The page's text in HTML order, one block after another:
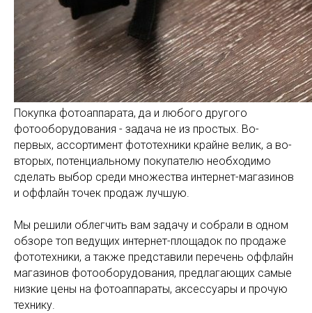
Покупка фотоаппарата, да и любого другого
фотооборудования - задача не из простых. Во-
первых, ассортимент фототехники крайне велик, а во-
вторых, потенциальному покупателю необходимо
сделать выбор среди множества интернет-магазинов
и оффлайн точек продаж лучшую.
Мы решили облегчить вам задачу и собрали в одном
обзоре топ ведущих интернет-площадок по продаже
фототехники, а также представили перечень оффлайн
магазинов фотооборудования, предлагающих самые
низкие цены на фотоаппараты, аксессуары и прочую
технику.